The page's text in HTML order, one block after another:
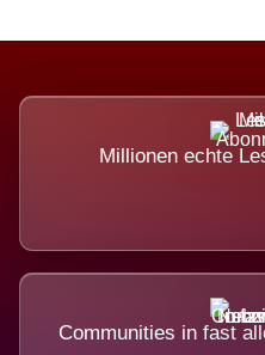
Millionen echte
Communities in fast